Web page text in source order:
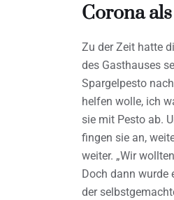
Corona
Zu der Zeit hatte
des Gasthauses
Spargelpesto
helfen wolle, ich
sie mit Pesto ab.
fingen sie an,
weiter. „Wir
Doch dann wurde
der